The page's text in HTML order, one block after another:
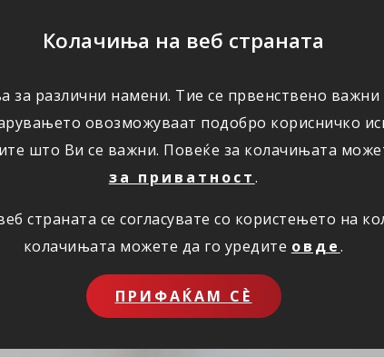
Колачиња на веб страната
за различни намени. Тие се првенствено важни
овозможуваат подобро корисничко
што Ви се важни. Повеќе за колачињата
за приватност.
страната се согласувате со користењето на
колачињата можете да го уредите овде.
ПРИФАЌАМ СЀ
КОРИСНО ЗА НАС